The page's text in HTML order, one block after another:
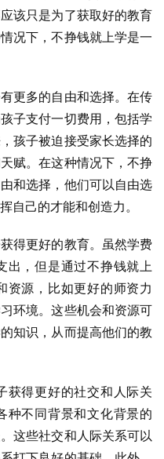
该只是为了获取好的教育
况下，不挣钱就上学是一
更多的自由和选择。在传
子支付一切费用，包括学
孩子被迫接受家长选择的
赋。在这种情况下，不挣
和选择，他们可以自由选
自己的才能和创造力。
得更好的教育。虽然学费
出，但是通过不挣钱就上
资源，比如更好的师资力
环境。这些机会和资源可
知识，从而提高他们的教
获得更好的社交和人际关
种不同背景和文化背景的
这些社交和人际关系可以